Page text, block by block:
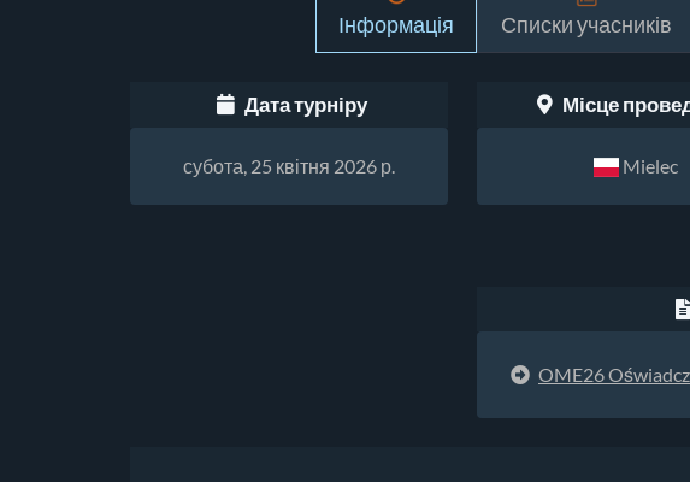
Інформація Списки учасників
Дата турніру
субота, 25 квітня 2026 р.
Місце
Mielec
OME26